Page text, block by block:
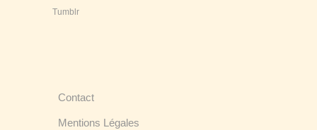
Tumblr
Contact
Mentions Légales